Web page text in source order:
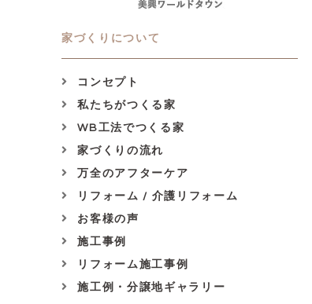
家づくりについて
コンセプト
私たちがつくる家
WB工法でつくる家
家づくりの流れ
万全のアフターケア
リフォーム / 介護リフォーム
お客様の声
施工事例
リフォーム施工事例
施工例・分譲地ギャラリー